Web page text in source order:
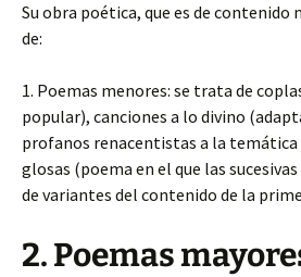
Su obra poética, que es de contenido
de:
1. Poemas menores: se trata de
popular), canciones a lo divino
profanos renacentistas a la
glosas (poema en el que las
de variantes del contenido de la
2. Poemas